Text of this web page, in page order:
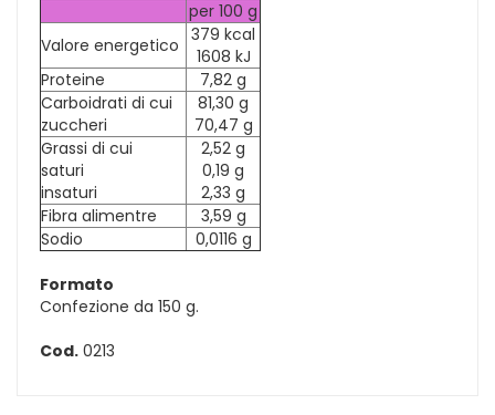
per 100 g
Valore energetico 379 kcal
1608 kJ
Proteine
7,82 g
Carboidrati di cui
zuccheri
81,30 g
70,47 g
Grassi di cui
saturi
insaturi
2,52 g
0,19 g
2,33 g
Fibra alimentre
3,59 g
Sodio
0,0116 g
Formato
Confezione da 150 g.
Cod. 0213